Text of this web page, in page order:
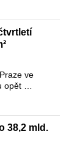
ve
opět …
38,2 mld.